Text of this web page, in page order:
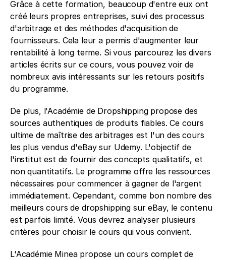
Grâce à cette formation, beaucoup d'entre eux ont
créé leurs propres entreprises, suivi des processus
d'arbitrage et des méthodes d'acquisition de
fournisseurs. Cela leur a permis d'augmenter leur
rentabilité à long terme. Si vous parcourez les divers
articles écrits sur ce cours, vous pouvez voir de
nombreux avis intéressants sur les retours positifs
du programme.
De plus, l'Académie de Dropshipping propose des
sources authentiques de produits fiables. Ce cours
ultime de maîtrise des arbitrages est l'un des cours
les plus vendus d'eBay sur Udemy. L'objectif de
l'institut est de fournir des concepts qualitatifs, et
non quantitatifs. Le programme offre les ressources
nécessaires pour commencer à gagner de l'argent
immédiatement. Cependant, comme bon nombre des
meilleurs cours de dropshipping sur eBay, le contenu
est parfois limité. Vous devrez analyser plusieurs
critères pour choisir le cours qui vous convient.
L'Académie Minea propose un cours complet de